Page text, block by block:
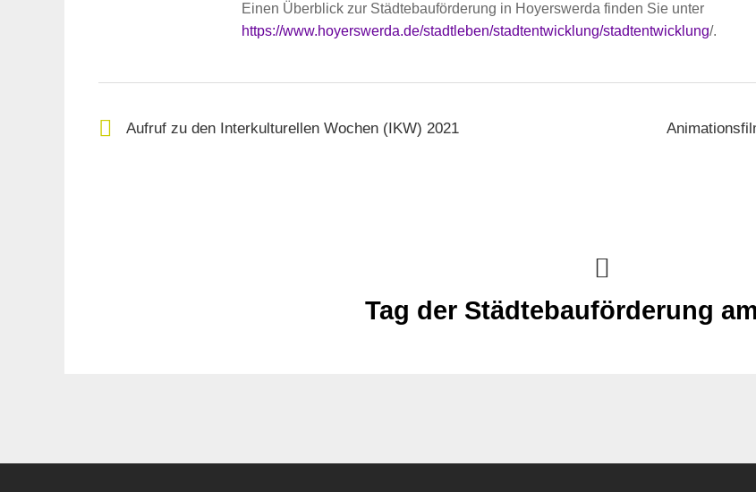
Einen Überblick zur Städtebauförderung in Hoyerswerda finden Sie unter
https://www.hoyerswerda.de/stadtleben/stadtentwicklung/stadtentwicklung/.
Aufruf zu den Interkulturellen Wochen (IKW) 2021
Tag der Städtebauförderung